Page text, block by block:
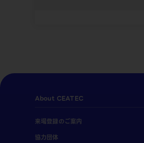
About CEATEC
来場登録のご案内
協力団体